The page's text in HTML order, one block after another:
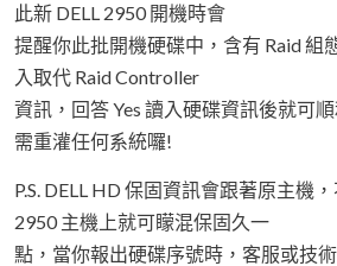
此新 DELL 2950 開機時會
提醒你此批開機硬碟中，含有 Raid 組
入取代 Raid Controller
資訊，回答 Yes 讀入硬碟資訊後就可
需重灌任何系統囉!
P.S. DELL HD 保固資訊會跟著原主機
2950 主機上就可矇混保固久一
點，當你報出硬碟序號時，客服或技